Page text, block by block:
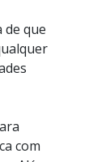
de que
com